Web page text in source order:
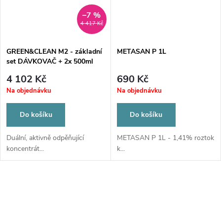
4 417 Kč
–7 %
GREEN&CLEAN M2 - základní
set DÁVKOVAČ + 2x 500ml
dezinfekci odsávacích zařízení
a separátorů amalgamu
4 102 Kč
Na objednávku
Do košíku
Duální, aktivně odpěňující
koncentrát...
METASAN P 1L
690 Kč
Na objednávku
Do košíku
METASAN P 1L - 1,41% roztok
k...